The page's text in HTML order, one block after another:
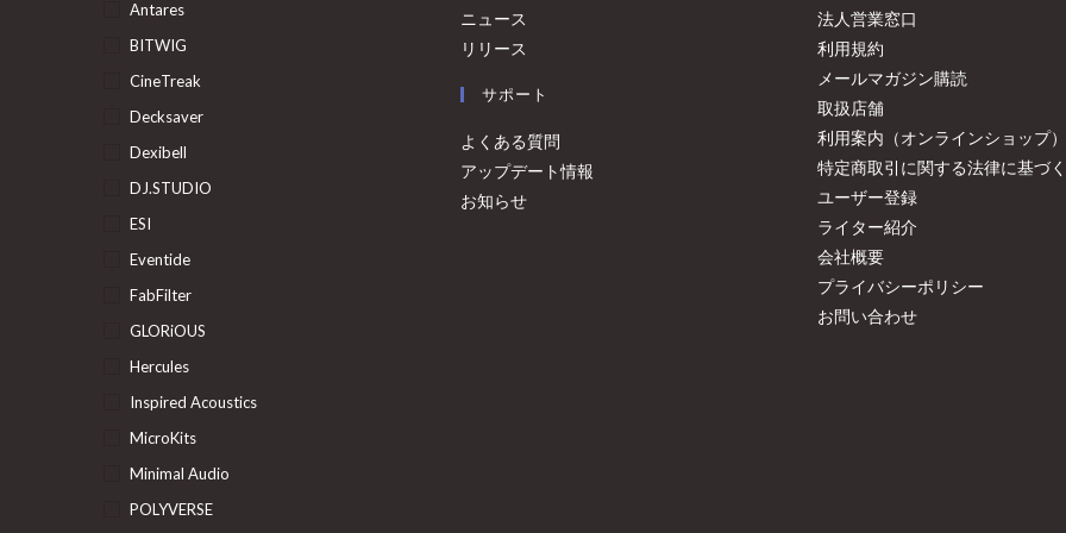
Antares
BITWIG
CineTreak
Decksaver
Dexibell
DJ.STUDIO
ESI
Eventide
FabFilter
GLORiOUS
Hercules
Inspired Acoustics
MicroKits
Minimal Audio
POLYVERSE
ニュース
リリース
サポート
よくある質問
アップデート情報
お知らせ
法人営業窓口
利用規約
メールマガジン購読
取扱店舗
利用案内（オンラインショップ）
特定商取引に関する法律に基づ
ユーザー登録
ライター紹介
会社概要
プライバシーポリシー
お問い合わせ